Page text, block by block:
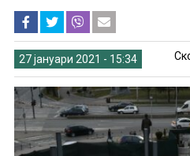
27 јануари 2021 - 15:34